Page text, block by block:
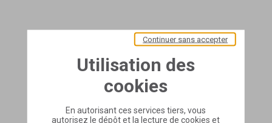
Utilisation des
cookies
En autorisant ces services tiers, vous
autorisez le dépôt et la lecture de cookies et
Continuer sans accepter